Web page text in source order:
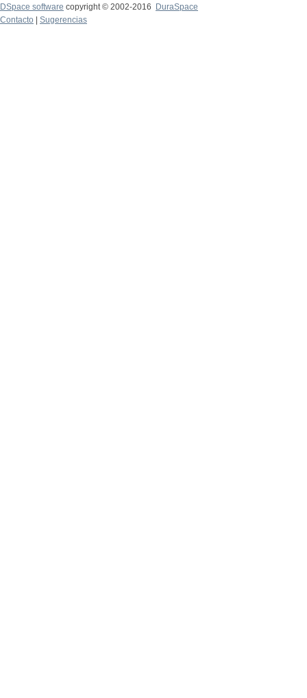
DSpace software copyright © 2002-2016
DuraSpace
Contacto
Sugerencias